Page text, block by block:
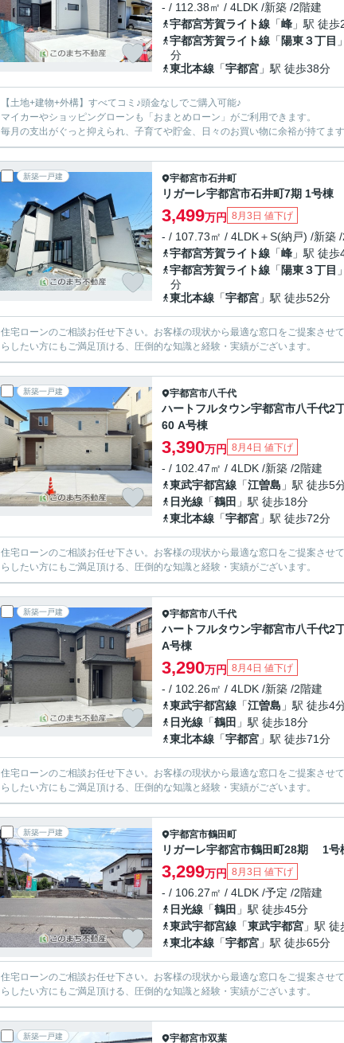
- / 112.38㎡ / 4LDK /新築 /2階建
宇都宮芳賀ライト線 「峰 」駅 徒歩
宇都宮芳賀ライト線 「 陽東３丁目
分
東北本線 「宇都宮 」駅 徒歩38分
【土地+建物+外構】すべてコミ♪頭金なしでご購入可能♪
マイカーやショッピングローンも「おまとめローン」がご利用できます。
毎月の支出がぐっと抑えられ、子育てや貯金、日々のお買い物に余裕が持てます
新築一戸建 宇都宮市石井町
リガーレ宇都宮市石井町7期 1号棟
3,499万円 8月3日 値下げ
- / 107.73㎡ / 4LDK＋S(納戸) /新築
宇都宮芳賀ライト線 「峰 」駅 徒歩
宇都宮芳賀ライト線 「 陽東３丁目
分
東北本線 「宇都宮 」駅 徒歩52分
住宅ローンのご相談お任せ下さい。お客様の現状から最適な窓口をご提案さ
らしたい方にもご満足頂ける、圧倒的な知識と経験・実績がございます。
新築一戸建 宇都宮市八千代
ハートフルタウン宇都宮市八千代2
60 A号棟
3,390万円 8月4日 値下げ
- / 102.47㎡ / 4LDK /新築 /2階建
東武宇都宮線 「江曽島 」駅 徒歩5
日光線 「鶴田 」駅 徒歩18分
東北本線 「宇都宮 」駅 徒歩72分
住宅ローンのご相談お任せ下さい。お客様の現状から最適な窓口をご提案さ
らしたい方にもご満足頂ける、圧倒的な知識と経験・実績がございます。
新築一戸建 宇都宮市八千代
ハートフルタウン宇都宮市八千代2
A号棟
3,290万円 8月4日 値下げ
- / 102.26㎡ / 4LDK /新築 /2階建
東武宇都宮線 「江曽島 」駅 徒歩4
日光線 「鶴田 」駅 徒歩18分
東北本線 「宇都宮 」駅 徒歩71分
住宅ローンのご相談お任せ下さい。お客様の現状から最適な窓口をご提案さ
らしたい方にもご満足頂ける、圧倒的な知識と経験・実績がございます。
新築一戸建 宇都宮市鶴田町
リガーレ宇都宮市鶴田町28期 1号
3,299万円 8月3日 値下げ
- / 106.27㎡ / 4LDK /予定 /2階建
日光線 「鶴田 」駅 徒歩45分
東武宇都宮線 「東武宇都宮 」駅
東北本線 「宇都宮 」駅 徒歩65分
住宅ローンのご相談お任せ下さい。お客様の現状から最適な窓口をご提案さ
らしたい方にもご満足頂ける、圧倒的な知識と経験・実績がございます。
新築一戸建 宇都宮市双葉